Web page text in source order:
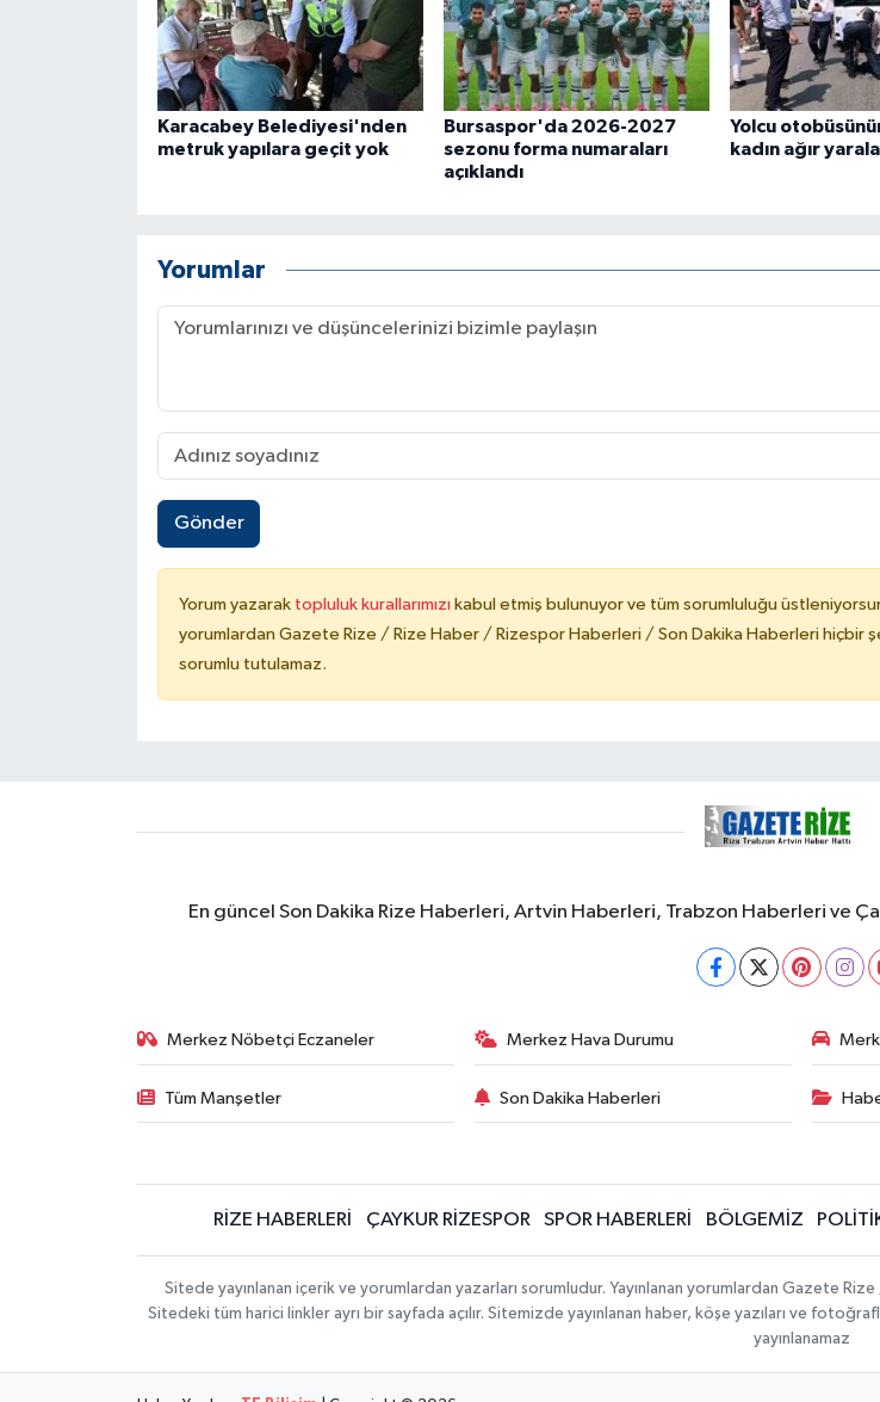
Karacabey Belediyesi'nden
metruk yapılara geçit yok
Bursaspor'da 2026-2027
sezonu forma numaraları
açıklandı
Yolcu
kadın ağır
Yorumlar
Gönder
Yorum yazarak topluluk kurallarımızı kabul etmiş bulunuyor ve tüm sorumluluğu
yorumlardan Gazete Rize / Rize Haber / Rizespor Haberleri / Son Dakika Haberleri hiçbir
sorumlu tutulamaz.
En güncel Son Dakika Rize Haberleri, Artvin Haberleri, Trabzon Haberleri ve
Merkez Nöbetçi Eczaneler Merkez Hava Durumu
Tüm Manşetler Son Dakika Haberleri
RİZE HABERLERİ ÇAYKUR RİZESPOR SPOR HABERLERİ BÖLGEMİZ
Sitede yayınlanan içerik ve yorumlardan yazarları sorumludur. Yayınlanan yorumlardan Gazete
Sitedeki tüm harici linkler ayrı bir sayfada açılır. Sitemizde yayınlanan haber, köşe yazıları ve
yayınlanamaz